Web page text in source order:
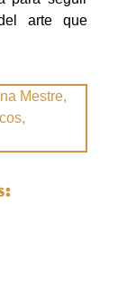
arte que
Mestre,
,